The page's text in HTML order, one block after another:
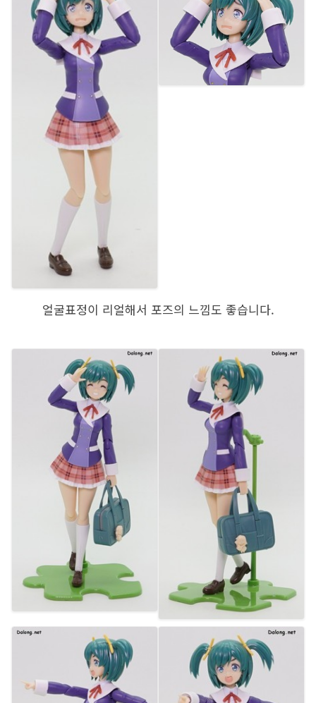
얼굴표정이 리얼해서 포즈의 느낌도 좋습니다.